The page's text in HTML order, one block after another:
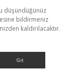
düşündüğünüz
bildirmeniz
kaldırılacaktır.